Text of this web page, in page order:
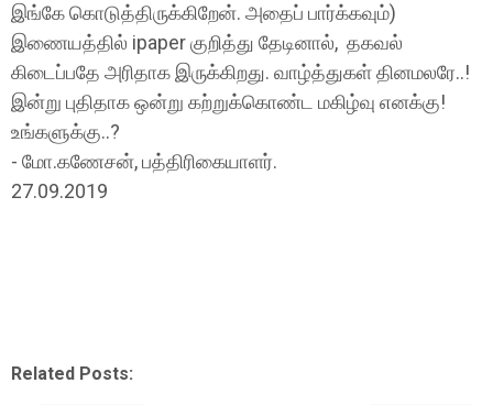
இங்கே கொடுத்திருக்கிறேன். அதைப் பார்க்கவும்)
இணையத்தில் ipaper குறித்து தேடினால், தகவல்
கிடைப்பதே அரிதாக இருக்கிறது. வாழ்த்துகள் தினமலரே..!
இன்று புதிதாக ஒன்று கற்றுக்கொண்ட மகிழ்வு எனக்கு!
உங்களுக்கு..?
- மோ.கணேசன், பத்திரிகையாளர்.
27.09.2019
Related Posts: